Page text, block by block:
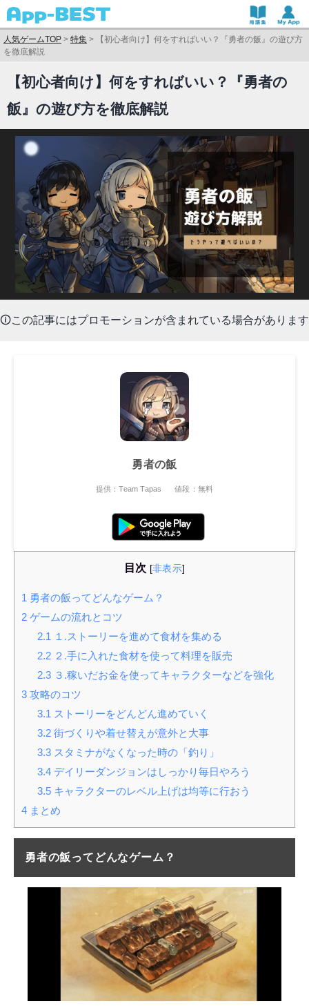
人気ゲームTOP > 特集 >
【初心者向け】何をすればいい？『勇者の飯』の遊び方
を徹底解説
【初心者向け】何をすればいい？『勇者の
飯』の遊び方を徹底解説
🛈この記事にはプロモーションが含まれている場合があります
勇者の飯
提供：Team Tapas 値段：無料
目次 [非表示]
1 勇者の飯ってどんなゲーム？
2 ゲームの流れとコツ
2.1 １.ストーリーを進めて食材を集める
2.2２.手に入れた食材を使って料理を販売
2.3３.稼いだお金を使ってキャラクターなどを強化
3 攻略のコツ
3.1 ストーリーをどんどん進めていく
3.2街づくりや着せ替えが意外と大事
3.3スタミナがなくなった時の「釣り」
3.4デイリーダンジョンはしっかり毎日やろう
3.5キャラクターのレベル上げは均等に行おう
4 まとめ
勇者の飯ってどんなゲーム？